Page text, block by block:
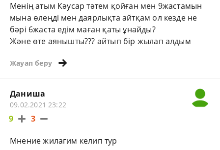
Менің атым Кәусар тәтем қойған мен 9жастамын
мына өлеңді мен даярлықта айтқам ол кезде не
бәрі 6жаста едім маған қаты ұнайды?
Және өте аянышты??? айтып бір жылап алдым
Жауап беру
Даниша
09.02.2021 23:22
9 3
Мнение жилагим келип тур